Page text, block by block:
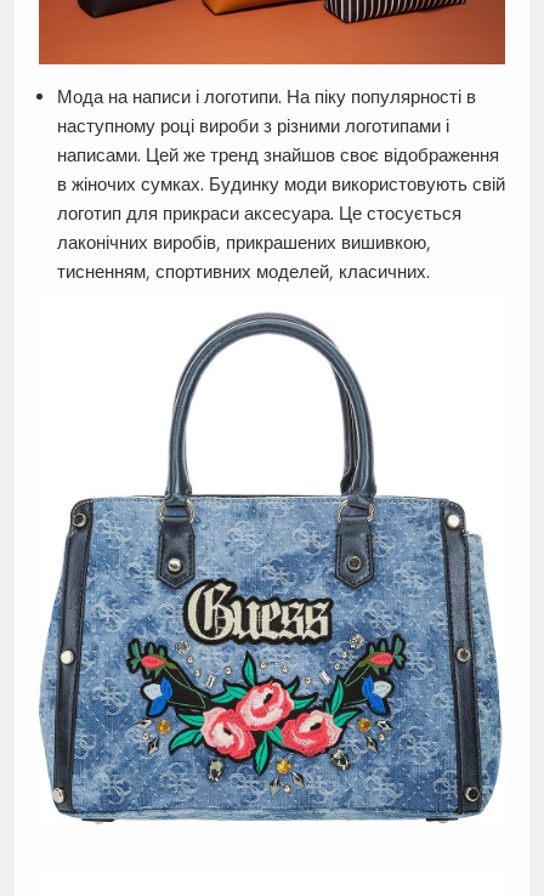
Мода на написи і логотипи. На піку популярності в
наступному році вироби з різними логотипами і
написами. Цей же тренд знайшов своє відображення
в жіночих сумках. Будинку моди використовують свій
логотип для прикраси аксесуара. Це стосується
лаконічних виробів, прикрашених вишивкою,
тисненням, спортивних моделей, класичних.